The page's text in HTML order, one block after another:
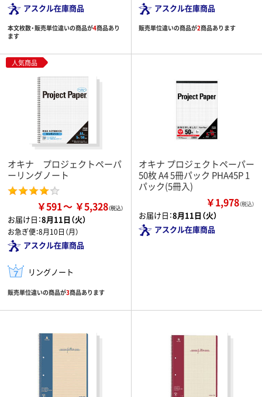
アスクル在庫商品
本文枚数・販売単位違いの商品が4商品あり
ます
アスクル在庫商品
販売単位違いの商品が2商品あります
人気商品
オキナ プロジェクトペーパ
ーリングノート
￥591 ￥5,328
お届け日：8月11日（火）
お急ぎ便：8月10日（月）
アスクル在庫商品
リングノート
販売単位違いの商品が3商品あります
オキナ プロジェクトペーパー
50枚 A4 5冊パック PHA45P 1
パック(5冊入)
￥1,978（税込）
お届け日：8月11日（火）
アスクル在庫商品